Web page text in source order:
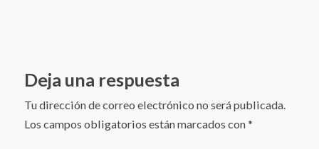
Deja una respuesta
Tu dirección de correo electrónico no será publicada.
Los campos obligatorios están marcados con*